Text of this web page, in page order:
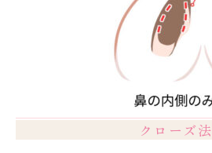
クローズ法